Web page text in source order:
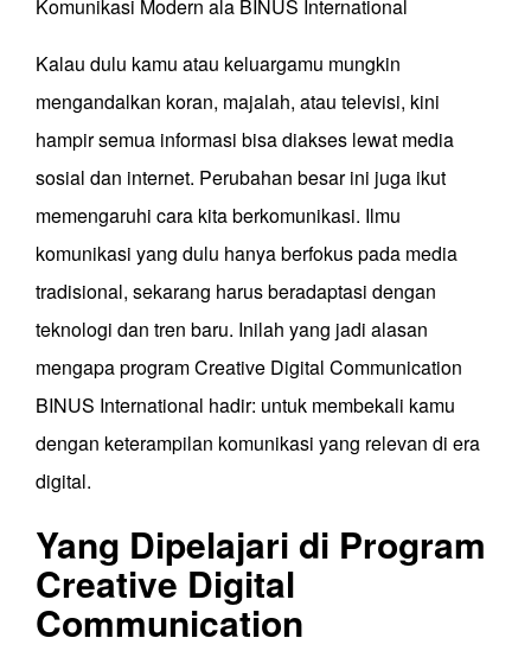
Komunikasi Modern ala BINUS International
Kalau dulu kamu atau keluargamu mungkin
mengandalkan koran, majalah, atau televisi, kini
hampir semua informasi bisa diakses lewat media
sosial dan internet. Perubahan besar ini juga ikut
memengaruhi cara kita berkomunikasi. Ilmu
komunikasi yang dulu hanya berfokus pada media
tradisional, sekarang harus beradaptasi dengan
teknologi dan tren baru. Inilah yang jadi alasan
mengapa program Creative Digital Communication
BINUS International hadir: untuk membekali kamu
dengan keterampilan komunikasi yang relevan di era
digital.
Yang Dipelajari di Program
Creative Digital
Communication